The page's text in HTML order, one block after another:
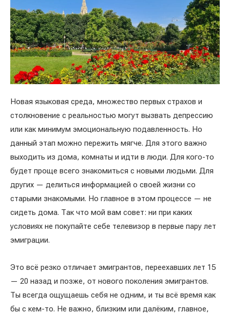
Новая языковая среда, множество первых страхов и
столкновение с реальностью могут вызвать депрессию
или как минимум эмоциональную подавленность. Но
данный этап можно пережить мягче. Для этого важно
выходить из дома, комнаты и идти в люди. Для кого-то
будет проще всего знакомиться с новыми людьми. Для
других — делиться информацией о своей жизни со
старыми знакомыми. Но главное в этом процессе — не
сидеть дома. Так что мой вам совет: ни при каких
условиях не покупайте себе телевизор в первые пару лет
эмиграции.
Это всё резко отличает эмигрантов, переехавших лет 15
— 20 назад и позже, от нового поколения эмигрантов.
Ты всегда ощущаешь себя не одним, и ты всё время как
бы с кем-то. Не важно, близким или далёким, главное,